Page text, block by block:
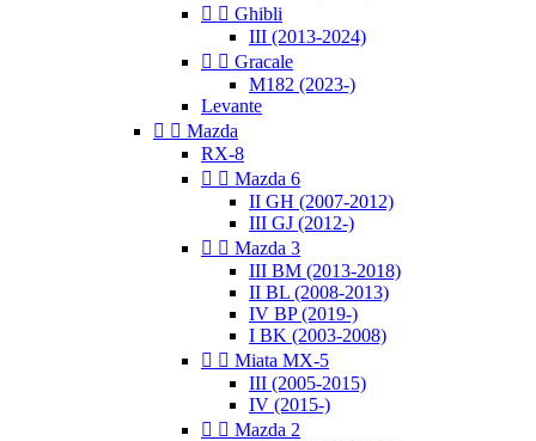
  Ghibli
III (2013-2024)
  Gracale
M182 (2023-)
Levante
  Mazda
RX-8
  Mazda 6
II GH (2007-2012)
III GJ (2012-)
  Mazda 3
III BM (2013-2018)
II BL (2008-2013)
IV BP (2019-)
I BK (2003-2008)
  Miata MX-5
III (2005-2015)
IV (2015-)
  Mazda 2